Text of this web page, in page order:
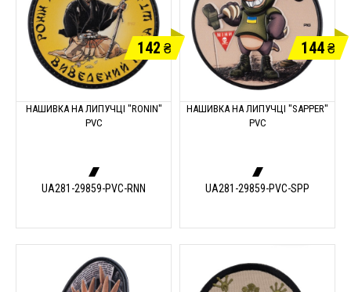
142 ₴
НАШИВКА НА ЛИПУЧЦІ "RONIN"
PVC
UA281-29859-PVC-RNN
144₴
НАШИВКА НА ЛИПУЧЦІ "SAPPER"
PVC
UA281-29859-PVC-SPP